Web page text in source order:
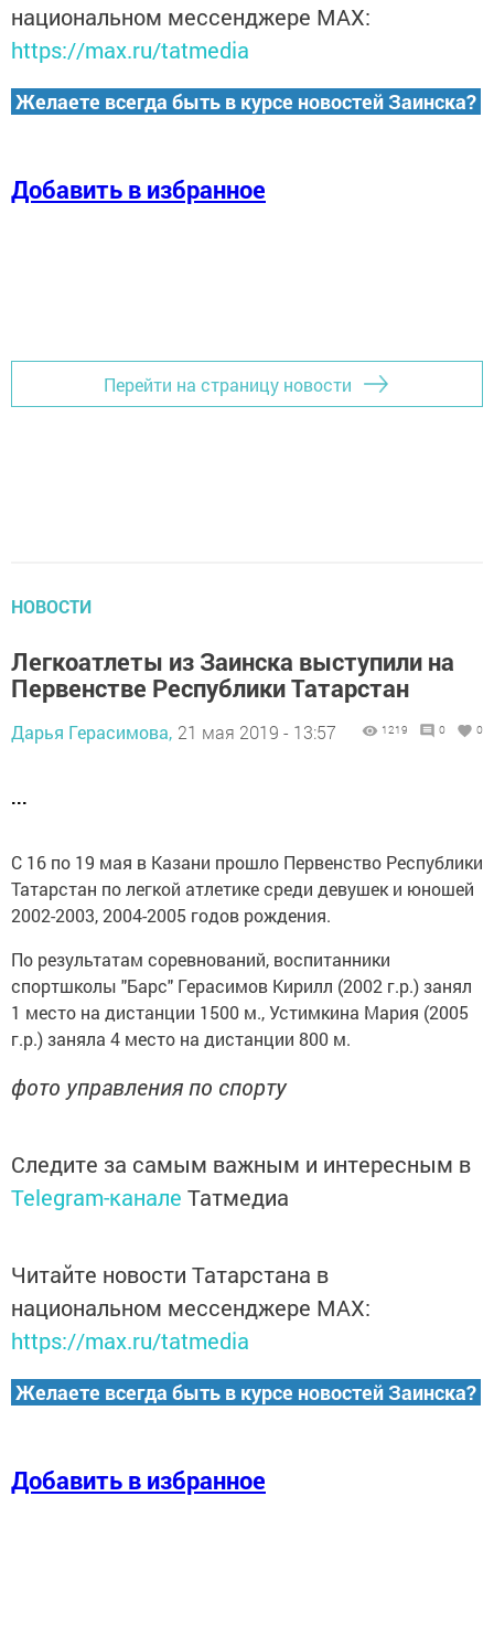
национальном мессенджере MАХ:
https://max.ru/tatmedia
Желаете всегда быть в курсе новостей Заинска?
Добавить в избранное
Перейти на страницу новости
НОВОСТИ
Легкоатлеты из Заинска выступили на
Первенстве Республики Татарстан
Дарья Герасимова, 21 мая 2019 - 13:57 1219 0 0
...
С 16 по 19 мая в Казани прошло Первенство Республики
Татарстан по легкой атлетике среди девушек и юношей
2002-2003, 2004-2005 годов рождения.
По результатам соревнований, воспитанники
спортшколы "Барс" Герасимов Кирилл (2002 г.р.) занял
1 место на дистанции 1500 м., Устимкина Мария (2005
г.р.) заняла 4 место на дистанции 800 м.
фото управления по спорту
Следите за самым важным и интересным в
Telegram-канале Татмедиа
Читайте новости Татарстана в
национальном мессенджере MАХ:
https://max.ru/tatmedia
Желаете всегда быть в курсе новостей Заинска?
Добавить в избранное